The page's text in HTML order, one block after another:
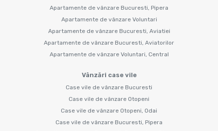
Apartamente de vânzare Bucuresti, Pipera
Apartamente de vânzare Voluntari
Apartamente de vânzare Bucuresti, Aviatiei
Apartamente de vânzare Bucuresti, Aviatorilor
Apartamente de vânzare Voluntari, Central
Vânzări case vile
Case vile de vânzare Bucuresti
Case vile de vânzare Otopeni
Case vile de vânzare Otopeni, Odai
Case vile de vânzare Bucuresti, Pipera